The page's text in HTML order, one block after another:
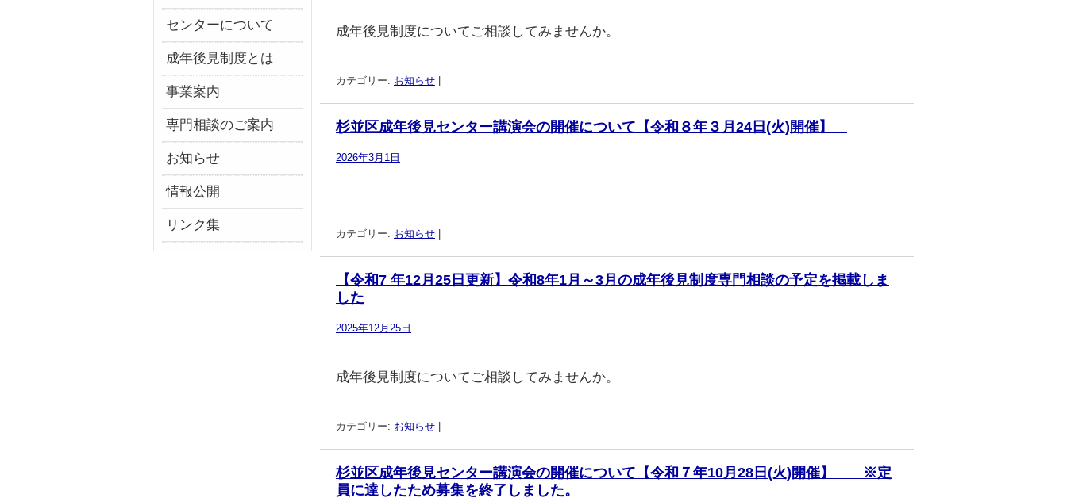
成年後見制度についてご相談してみませんか。
カテゴリー: お知らせ
杉並区成年後見センター講演会の開催について【令和８年３月24日(火)開催】
2026年3月1日
カテゴリー: お知らせ
【令和7 年12月25日更新】令和8年1月～3月の成年後見制度専門相談の予定を掲載しま
した
2025年12月25日
成年後見制度についてご相談してみませんか。
カテゴリー: お知らせ
杉並区成年後見センター講演会の開催について【令和７年10月28日(火)開催】 ※定
員に達したため募集を終了しました。
センターについて
成年後見制度とは
事業案内
専門相談のご案内
お知らせ
情報公開
リンク集